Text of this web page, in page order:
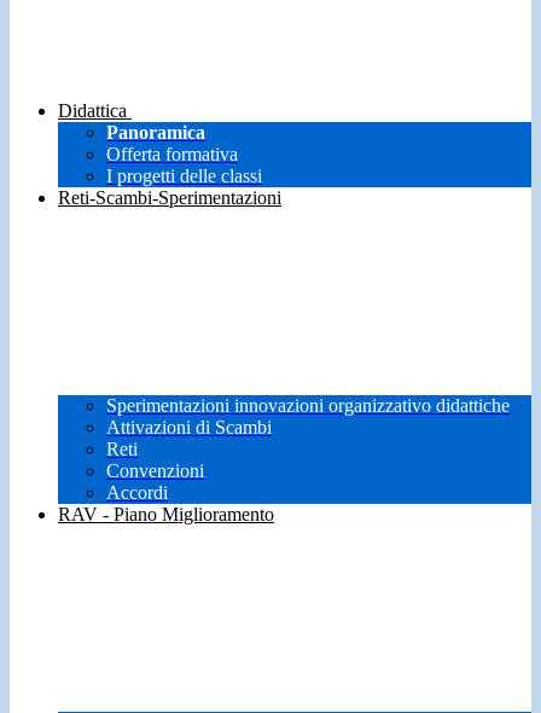
Didattica
Panoramica
Offerta formativa
I progetti delle classi
Reti-Scambi-Sperimentazioni
Sperimentazioni innovazioni organizzativo didattiche
Attivazioni di Scambi
Reti
Convenzioni
Accordi
RAV - Piano Miglioramento